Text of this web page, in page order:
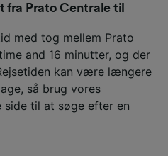
fra Prato Centrale til
med tog mellem Prato
and 16 minutter, og der
kan være længere
så brug vores
til at søge efter en